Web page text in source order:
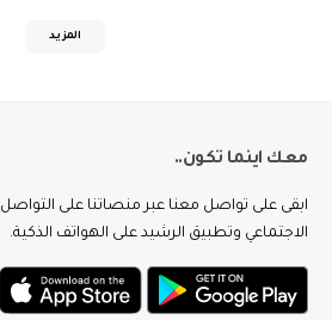
المزيد
معك اينما تكون..
ابقى على تواصل معنا عبر منصاتنا على التواصل
الاجتماعي وتطبيق الرشيد على الهواتف الذكية.